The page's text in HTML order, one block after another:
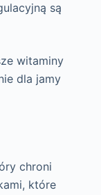
są
witaminy
dla jamy
chroni
które